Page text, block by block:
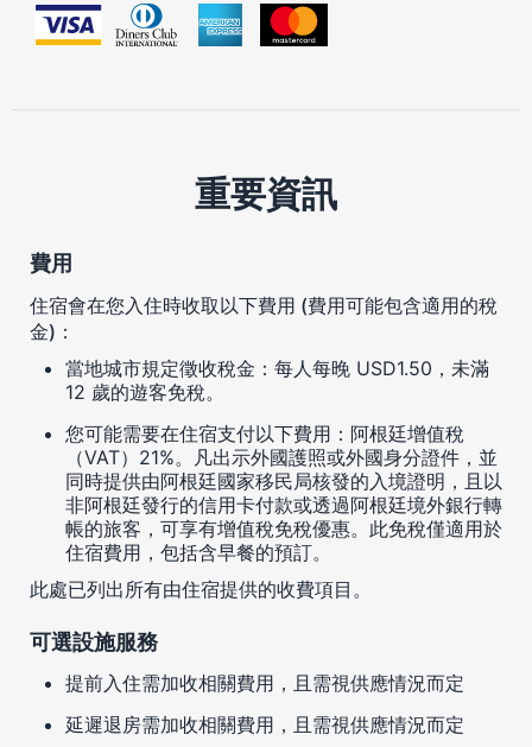
重要資訊
費用
住宿會在您入住時收取以下費用 (費用可能包含適用的稅
金)：
當地城市規定徵收稅金：每人每晚 USD1.50，未滿
12 歲的遊客免稅。
您可能需要在住宿支付以下費用：阿根廷增值稅
（VAT）21%。凡出示外國護照或外國身分證件，並
同時提供由阿根廷國家移民局核發的入境證明，且以
非阿根廷發行的信用卡付款或透過阿根廷境外銀行轉
帳的旅客，可享有增值稅免稅優惠。此免稅僅適用於
住宿費用，包括含早餐的預訂。
此處已列出所有由住宿提供的收費項目。
可選設施服務
提前入住需加收相關費用，且需視供應情況而定
延遲退房需加收相關費用，且需視供應情況而定